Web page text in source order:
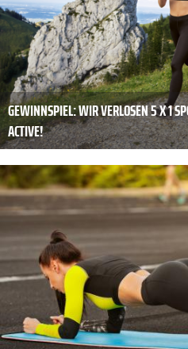
GEWINNSPIEL: WIR VERLOSEN 5 X 1
ACTIVE!